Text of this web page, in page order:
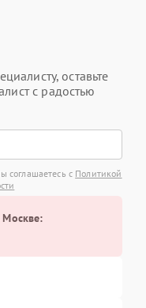
оставьте
с радостью
соглашаетесь с Политикой
Москве: